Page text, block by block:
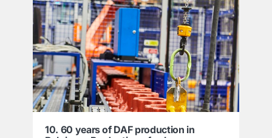
10. 60 years of DAF production in